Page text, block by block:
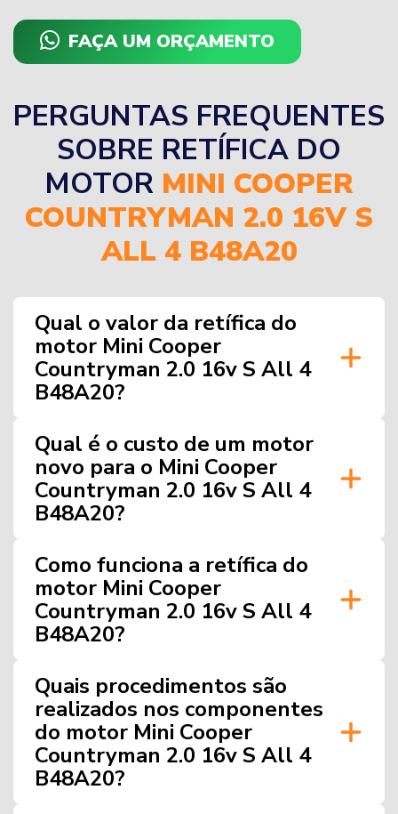
FAÇA UM ORÇAMENTO
PERGUNTAS FREQUENTES
SOBRE RETÍFICA DO
MOTOR MINI COOPER
COUNTRYMAN 2.0 16V S
ALL 4 B48A20
Qual o valor da retífica do
motor Mini Cooper
Countryman 2.0 16v S All 4
B48A20?
Qual é o custo de um motor
novo para o Mini Cooper
Countryman 2.0 16v S All 4
B48A20?
Como funciona a retífica do
motor Mini Cooper
Countryman 2.0 16v S All 4
B48A20?
Quais procedimentos são
realizados nos componentes
do motor Mini Cooper
Countryman 2.0 16v S All 4
B48A20?